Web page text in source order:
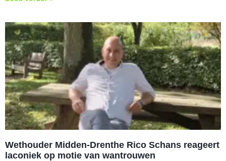
Wethouder Midden-Drenthe Rico Schans reageert
laconiek op motie van wantrouwen